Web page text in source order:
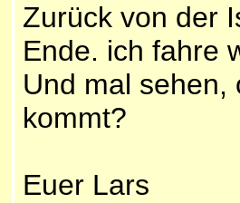
Zurück von der
Ende. ich fahre
Und mal sehen,
kommt?
Euer Lars